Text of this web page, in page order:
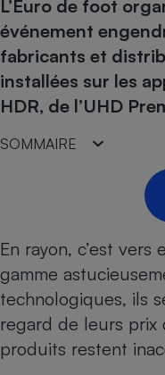
L’Euro de foot
événement
fabricants et
installées sur les
HDR, de l’UHD
SOMMAIRE
En rayon, c’est
gamme
technologiques, ils
regard de leurs prix
produits restent
Choisir son fioul
Choisir son pellet
Energie Moins
Tous les
Toutes les cartes
nous ?